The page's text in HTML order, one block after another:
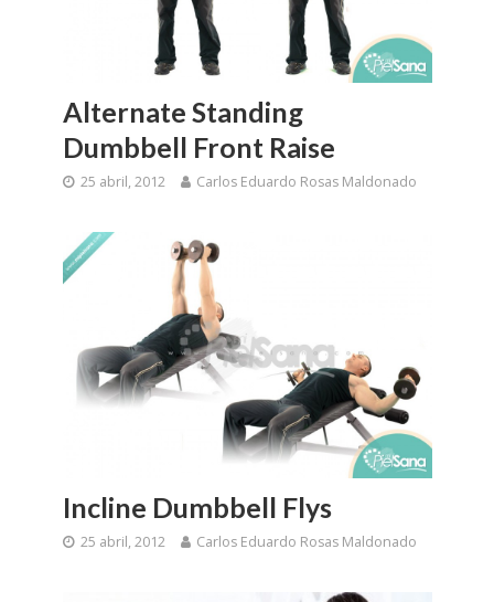
Alternate Standing
Dumbbell Front Raise
25 abril, 2012 Carlos Eduardo Rosas Maldonado
Incline Dumbbell Flys
25 abril, 2012 Carlos Eduardo Rosas Maldonado